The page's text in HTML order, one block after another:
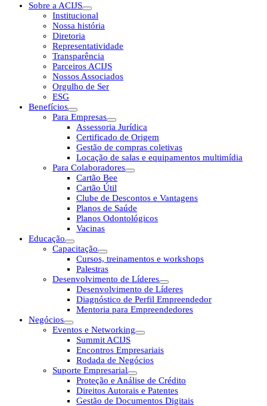
Sobre a ACIJS
Institucional
Nossa história
Diretoria
Representatividade
Transparência
Parceiros ACIJS
Nossos Associados
Orgulho de Ser
ESG
Benefícios
Para Empresas
Assessoria Jurídica
Certificado de Origem
Gestão de compras coletivas
Locação de salas e equipamentos multimídia
Para Colaboradores
Cartão Bee
Cartão Útil
Clube de Descontos e Vantagens
Planos de Saúde
Planos Odontológicos
Vacinas
Educação
Capacitação
Cursos, treinamentos e workshops
Palestras
Desenvolvimento de Líderes
Desenvolvimento de Líderes
Diagnóstico de Perfil Empreendedor
Mentoria para Empreendedores
Negócios
Eventos e Networking
Summit ACIJS
Encontros Empresariais
Rodada de Negócios
Suporte Empresarial
Proteção e Análise de Crédito
Direitos Autorais e Patentes
Gestão de Documentos Digitais